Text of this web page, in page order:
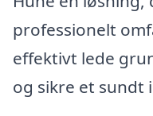
professionelt
effektivt lede
og sikre et sundt